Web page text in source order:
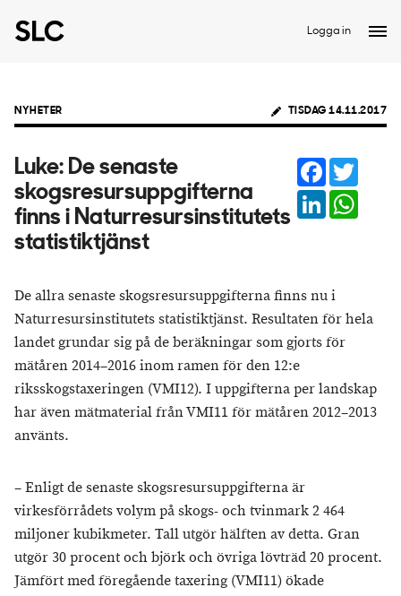
Logga in
NYHETER TISDAG 14.11.2017
Luke: De senaste
skogsresursuppgifterna
finns i Naturresursinstitutets
statistiktjänst
Facebook
LinkedIn
De allra senaste skogsresursuppgifterna finns nu i
Naturresursinstitutets statistiktjänst. Resultaten för hela
landet grundar sig på de beräkningar som gjorts för
mätåren 2014–2016 inom ramen för den 12:e
riksskogstaxeringen (VMI12). I uppgifterna per landskap
har även mätmaterial från VMI11 för mätåren 2012–2013
använts.
– Enligt de senaste skogsresursuppgifterna är
virkesförrådets volym på skogs- och tvinmark 2 464
miljoner kubikmeter. Tall utgör hälften av detta. Gran
utgör 30 procent och björk och övriga lövträd 20 procent.
Jämfört med föregående taxering (VMI11) ökade